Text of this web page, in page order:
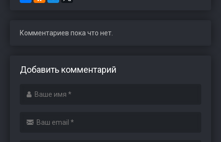
Комментариев пока что нет.
Добавить комментарий